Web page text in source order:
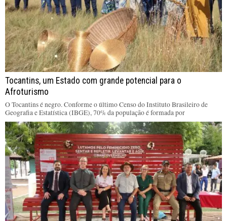
Tocantins, um Estado com grande potencial para o
Afroturismo
O Tocantins é negro. Conforme o último Censo do Instituto Brasileiro de
Geografia e Estatística (IBGE), 70% da população é formada por